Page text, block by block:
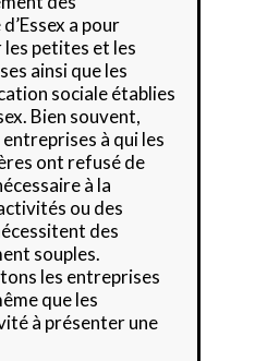
a pour
les petites et les
ainsi que les
sociale établies
Bien souvent,
à qui les
ont refusé de
à la
ou des
des
souples.
les entreprises
que les
à présenter une